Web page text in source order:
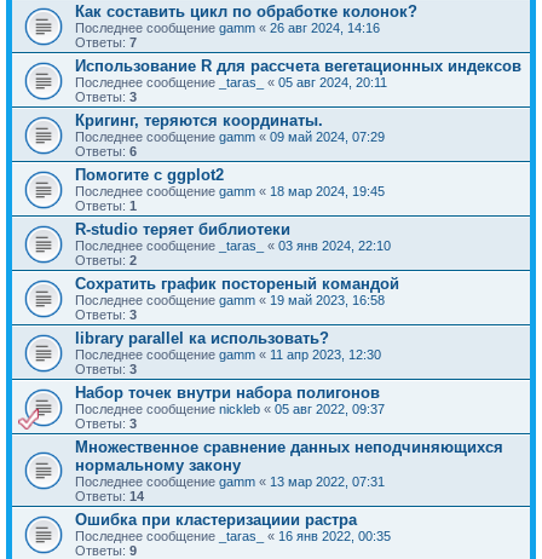
Как составить цикл по обработке колонок?
Последнее сообщение gamm « 26 авг 2024, 14:16
Ответы: 7
Использование R для рассчета вегетационных индексов
Последнее сообщение _taras_ « 05 авг 2024, 20:11
Ответы: 3
Кригинг, теряются координаты.
Последнее сообщение gamm « 09 май 2024, 07:29
Ответы: 6
Помогите с ggplot2
Последнее сообщение gamm « 18 мар 2024, 19:45
Ответы: 1
R-studio теряет библиотеки
Последнее сообщение _taras_ « 03 янв 2024, 22:10
Ответы: 2
Сохратить график постореный командой
Последнее сообщение gamm « 19 май 2023, 16:58
Ответы: 3
library parallel ка использовать?
Последнее сообщение gamm « 11 апр 2023, 12:30
Ответы: 3
Набор точек внутри набора полигонов
Последнее сообщение nickleb « 05 авг 2022, 09:37
Ответы: 3
Множественное сравнение данных неподчиняющихся
нормальному закону
Последнее сообщение gamm « 13 мар 2022, 07:31
Ответы: 14
Ошибка при кластеризациии растра
Последнее сообщение _taras_ « 16 янв 2022, 00:35
Ответы: 9